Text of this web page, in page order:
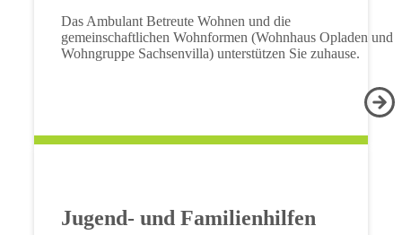
Das Ambulant Betreute Wohnen und die
gemeinschaftlichen Wohnformen (Wohnhaus Opladen und
Wohngruppe Sachsenvilla) unterstützen Sie zuhause.
Jugend- und Familienhilfen